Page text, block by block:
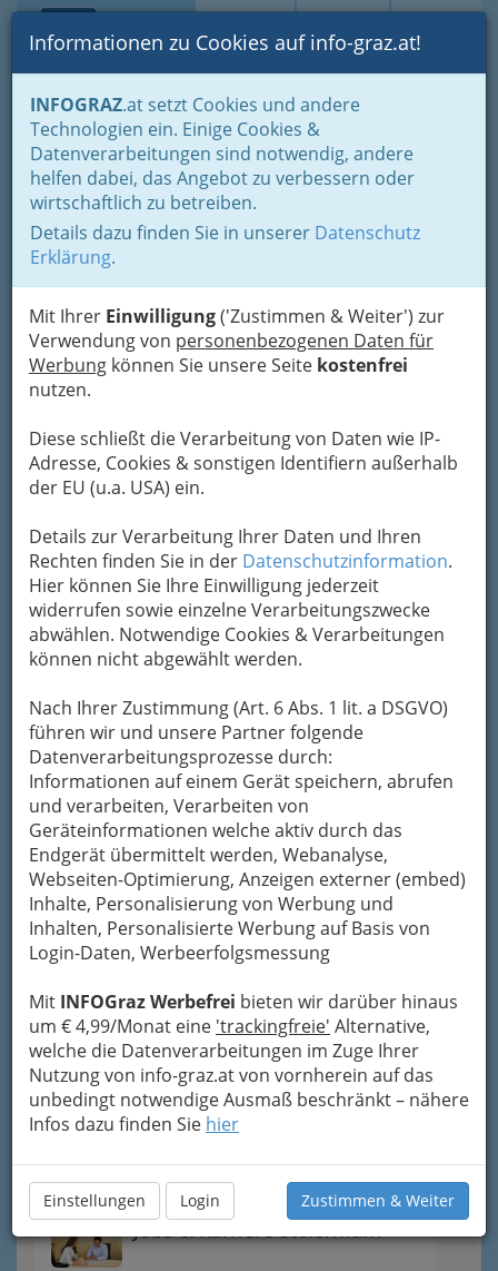
Suche Login Toggle
Informationen zu Cookies auf info-graz.at!
INFOGRAZ.at setzt Cookies und andere
Technologien ein. Einige Cookies &
Datenverarbeitungen sind notwendig, andere
helfen dabei, das Angebot zu verbessern oder
wirtschaftlich zu betreiben.
Details dazu finden Sie in unserer Datenschutz
Erklärung.
Mit Ihrer Einwilligung('Zustimmen & Weiter') zur
Verwendung von personenbezogenen Daten für
Werbung können Sie unsere Seite kostenfrei
nutzen.
Diese schließt die Verarbeitung von Daten wie IP-
Adresse, Cookies & sonstigen Identifiern außerhalb
der EU (u.a. USA) ein.
Details zur Verarbeitung Ihrer Daten und Ihren
Rechten finden Sie in der Datenschutzinformation.
Hier können Sie Ihre Einwilligung jederzeit
widerrufen sowie einzelne Verarbeitungszwecke
abwählen. Notwendige Cookies & Verarbeitungen
können nicht abgewählt werden.
Nach Ihrer Zustimmung (Art. 6 Abs. 1 lit. a DSGVO)
führen wir und unsere Partner folgende
Datenverarbeitungsprozesse durch:
Informationen auf einem Gerät speichern, abrufen
und verarbeiten, Verarbeiten von
Geräteinformationen welche aktiv durch das
Endgerät übermittelt werden, Webanalyse,
Webseiten-Optimierung, Anzeigen externer (embed)
Inhalte, Personalisierung von Werbung und
Inhalten, Personalisierte Werbung auf Basis von
Login-Daten, Werbeerfolgsmessung
Mit INFOGraz Werbefrei bieten wir darüber hinaus
um € 4,99/Monat eine 'trackingfreie' Alternative,
welche die Datenverarbeitungen im Zuge Ihrer
Nutzung von info-graz.at von vornherein auf das
unbedingt notwendige Ausmaß beschränkt – nähere
Infos dazu finden Sie hier
Einstellungen Login Zustimmen & Weiter
Home Branchen
Hasler Josef Peter
Klosterwiesgasse 2, 8010 Graz
Karte
Karte anzeigen
Die wichtigsten Kategorien
Einkaufen & Schenken - der
Handel
Gutschein-Welt: von myToys
bis H&M, C&A u.v.m.
Gewinnspiele - Lokale
Gutscheine
Jobs & Karriere Steiermark